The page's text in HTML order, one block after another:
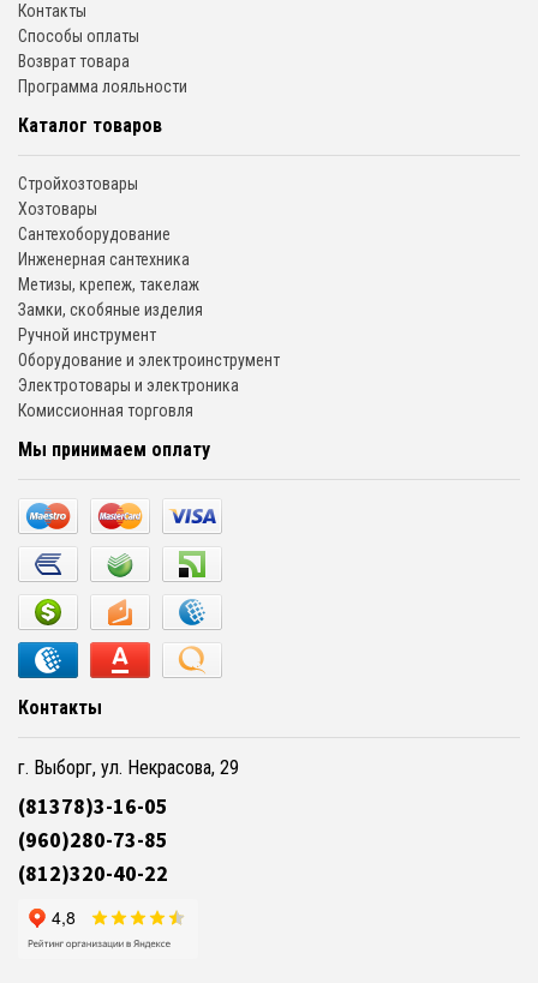
Контакты
Способы оплаты
Возврат товара
Программа лояльности
Каталог товаров
Стройхозтовары
Хозтовары
Сантехоборудование
Инженерная сантехника
Метизы, крепеж, такелаж
Замки, скобяные изделия
Ручной инструмент
Оборудование и электроинструмент
Электротовары и электроника
Комиссионная торговля
Мы принимаем оплату
Контакты
г. Выборг, ул. Некрасова, 29
(81378)3-16-05
(960)280-73-85
(812)320-40-22